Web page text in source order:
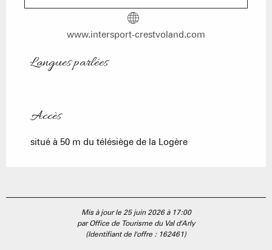
www.intersport-crestvoland.com
Langues parlées
Langues parlées
Accès
Accès
situé à 50 m du télésiège de la Logère
Mis à jour le 25 juin 2026 à 17:00
par Office de Tourisme du Val d'Arly
(Identifiant de l'offre : 162461)